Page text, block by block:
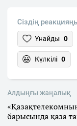
Сіздің
Ұнайды 0
Күлкілі 0
Алдыңғы жаңалық
барысында қаза